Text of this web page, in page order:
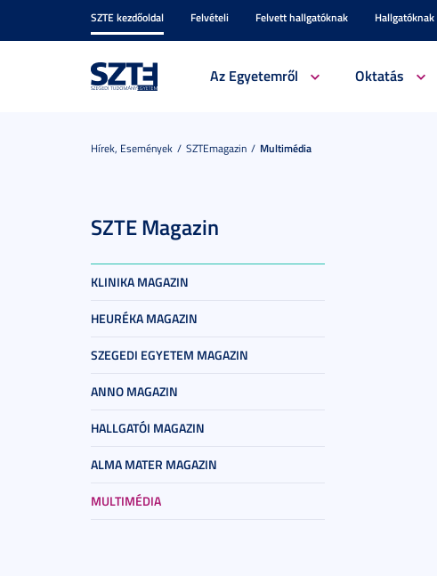
SZTE kezdőoldal Felvételi Felvett hallgatóknak Hallgatóknak
Az Egyetemről Oktatás
Hírek, Események SZTEmagazin Multimédia
SZTE Magazin
KLINIKA MAGAZIN
HEURÉKA MAGAZIN
SZEGEDI EGYETEM MAGAZIN
ANNO MAGAZIN
HALLGATÓI MAGAZIN
ALMA MATER MAGAZIN
MULTIMÉDIA